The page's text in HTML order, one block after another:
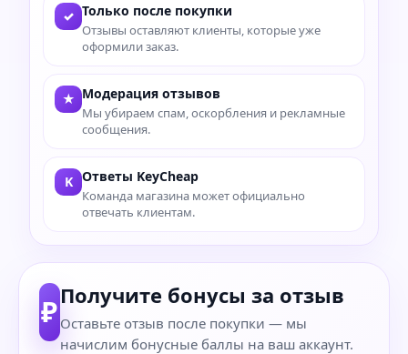
✓ Только после покупки
Отзывы оставляют клиенты, которые уже
оформили заказ.
★ Модерация отзывов
Мы убираем спам, оскорбления и рекламные
сообщения.
K Ответы KeyCheap
Команда магазина может официально
отвечать клиентам.
₽Получите бонусы за отзыв
Оставьте отзыв после покупки — мы
начислим бонусные баллы на ваш аккаунт.